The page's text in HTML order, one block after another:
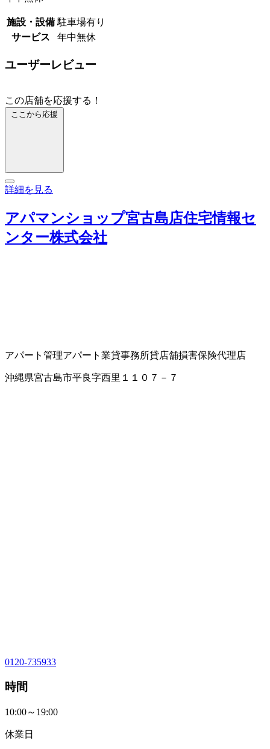
施設・設備 駐車場有り
サービス
年中無休
ユーザーレビュー
この店舗を応援する！
ここから応援
詳細を見る
アパマンショップ宮古島店住宅情報セ
ンター株式会社
アパート管理アパート業貸事務所貸店舗損害保険代理店
沖縄県宮古島市平良字西里１１０７－７
0120-735933
時間
10:00～19:00
休業日